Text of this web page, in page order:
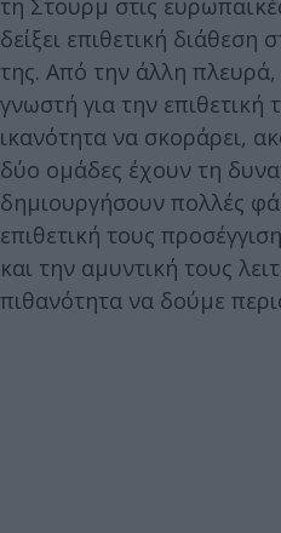
δείξει επιθετική
της. Από την άλλη πλευρά,
γνωστή για την επιθετική
ικανότητα να σκοράρει,
δύο ομάδες έχουν τη
δημιουργήσουν πολλές
επιθετική τους
και την αμυντική τους
πιθανότητα να δούμε